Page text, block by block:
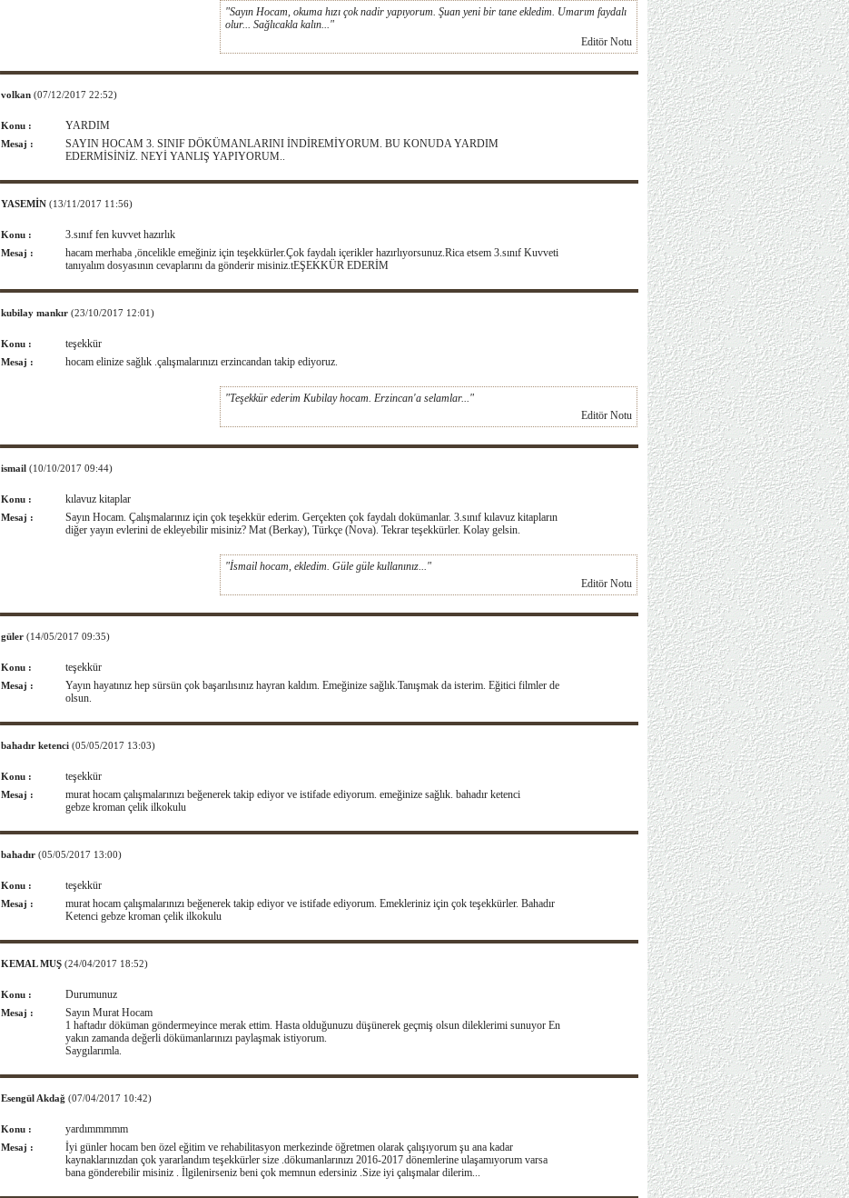
"Sayın Hocam, okuma hızı çok nadir yapıyorum. Şuan yeni bir tane ekledim. Umarım faydalı
olur... Sağlıcakla kalın..."
Editör Notu
volkan (07/12/2017 22:52)
Konu : YARDIM
Mesaj :
SAYIN HOCAM 3. SINIF DÖKÜMANLARINI İNDİREMİYORUM. BU KONUDA YARDIM
EDERMİSİNİZ. NEYİ YANLIŞ YAPIYORUM..
YASEMİN (13/11/2017 11:56)
Konu : 3.sınıf fen kuvvet hazırlık
Mesaj :
hacam merhaba ,öncelikle emeğiniz için teşekkürler.Çok faydalı içerikler hazırlıyorsunuz.Rica etsem 3.sınıf Kuvveti
tanıyalım dosyasının cevaplarını da gönderir misiniz.tEŞEKKÜR EDERİM
kubilay mankır (23/10/2017 12:01)
Konu : teşekkür
Mesaj : hocam elinize sağlık .çalışmalarınızı erzincandan takip ediyoruz.
"Teşekkür ederim Kubilay hocam. Erzincan'a selamlar..."
Editör Notu
ismail (10/10/2017 09:44)
Konu : kılavuz kitaplar
Mesaj :
Sayın Hocam. Çalışmalarınız için çok teşekkür ederim. Gerçekten çok faydalı dokümanlar. 3.sınıf kılavuz kitapların
diğer yayın evlerini de ekleyebilir misiniz? Mat (Berkay), Türkçe (Nova). Tekrar teşekkürler. Kolay gelsin.
"İsmail hocam, ekledim. Güle güle kullanınız..."
Editör Notu
güler (14/05/2017 09:35)
Konu : teşekkür
Mesaj :
Yayın hayatınız hep sürsün çok başarılısınız hayran kaldım. Emeğinize sağlık.Tanışmak da isterim. Eğitici filmler de
olsun.
bahadır ketenci (05/05/2017 13:03)
Konu : teşekkür
Mesaj :
murat hocam çalışmalarınızı beğenerek takip ediyor ve istifade ediyorum. emeğinize sağlık. bahadır ketenci
gebze kroman çelik ilkokulu
bahadır (05/05/2017 13:00)
Konu : teşekkür
Mesaj :
murat hocam çalışmalarınızı beğenerek takip ediyor ve istifade ediyorum. Emekleriniz için çok teşekkürler. Bahadır
Ketenci gebze kroman çelik ilkokulu
KEMAL MUŞ (24/04/2017 18:52)
Konu : Durumunuz
Mesaj :
Sayın Murat Hocam
1 haftadır döküman göndermeyince merak ettim. Hasta olduğunuzu düşünerek geçmiş olsun dileklerimi sunuyor En
yakın zamanda değerli dökümanlarınızı paylaşmak istiyorum.
Saygılarımla.
Esengül Akdağ (07/04/2017 10:42)
Konu : yardımmmmm
Mesaj :
İyi günler hocam ben özel eğitim ve rehabilitasyon merkezinde öğretmen olarak çalışıyorum şu ana kadar
kaynaklarınızdan çok yararlandım teşekkürler size .dökumanlarınızı 2016-2017 dönemlerine ulaşamıyorum varsa
bana gönderebilir misiniz . İlgilenirseniz beni çok memnun edersiniz .Size iyi çalışmalar dilerim...